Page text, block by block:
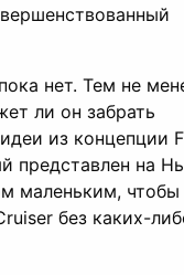
нет. Тем не
ли он забрать
из концепции
представлен на
маленьким, чтобы
без каких-